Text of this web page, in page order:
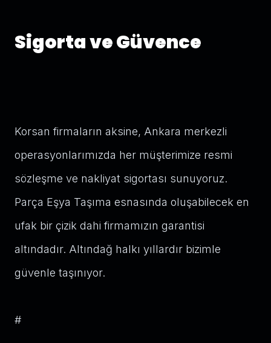
Sigorta ve Güvence
Korsan firmaların aksine, Ankara merkezli
operasyonlarımızda her müşterimize resmi
sözleşme ve nakliyat sigortası sunuyoruz.
Parça Eşya Taşıma esnasında oluşabilecek en
ufak bir çizik dahi firmamızın garantisi
altındadır. Altındağ halkı yıllardır bizimle
güvenle taşınıyor.
#